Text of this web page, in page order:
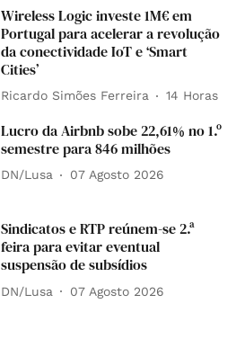
Wireless Logic investe 1M€ em
Portugal para acelerar a revolução
da conectividade IoT e ‘Smart
Cities’
Ricardo Simões Ferreira 14 Horas
Lucro da Airbnb sobe 22,61% no 1.º
semestre para 846 milhões
DN/Lusa 07 Agosto 2026
Sindicatos e RTP reúnem-se 2.ª
feira para evitar eventual
suspensão de subsídios
DN/Lusa 07 Agosto 2026